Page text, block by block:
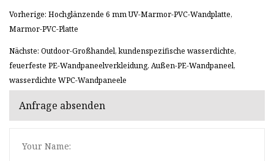
Vorherige: Hochglänzende 6 mm UV-Marmor-PVC-Wandplatte,
Marmor-PVC-Platte
Nächste: Outdoor-Großhandel, kundenspezifische wasserdichte,
feuerfeste PE-Wandpaneelverkleidung, Außen-PE-Wandpaneel,
wasserdichte WPC-Wandpaneele
Anfrage absenden